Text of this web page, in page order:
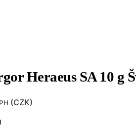
Heraeus SA 10 g
(CZK)